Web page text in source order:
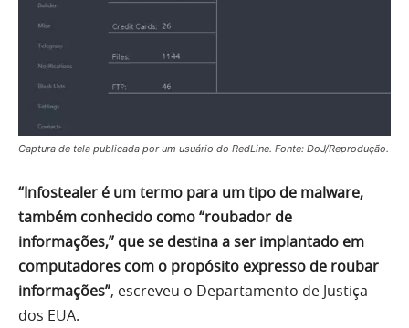
Captura de tela publicada por um usuário do RedLine. Fonte: DoJ/Reprodução.
“Infostealer é um termo para um tipo de malware,
também conhecido como “roubador de
informações,” que se destina a ser implantado em
computadores com o propósito expresso de roubar
informações”, escreveu o Departamento de Justiça
dos EUA.